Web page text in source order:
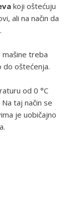
koji oštećuju
ali na način da
mašine treba
do oštećenja.
od 0 °C
taj način se
je uobičajno